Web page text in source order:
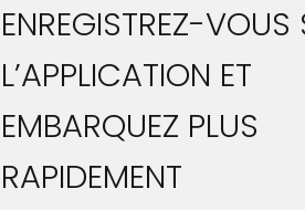
ENREGISTREZ-VOUS
L’APPLICATION ET
EMBARQUEZ PLUS
RAPIDEMENT